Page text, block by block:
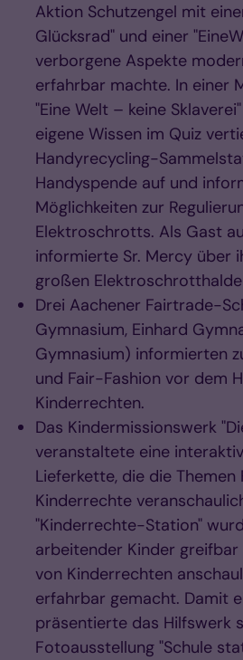
Aktion Schutzengel mit
Glücksrad" und einer
verborgene Aspekte
erfahrbar machte. In einer
"Eine Welt – keine
eigene Wissen im Quiz
Handyrecycling-
Handyspende auf und
Möglichkeiten zur
Elektroschrotts. Als Gast
informierte Sr. Mercy über
großen
Drei Aachener Fairtrade-
Gymnasium, Einhard
Gymnasium) informierten
und Fair-Fashion vor dem
Kinderrechten.
Das Kindermissionswerk
veranstaltete eine
Lieferkette, die die Themen
Kinderrechte
"Kinderrechte-Station"
arbeitender Kinder
von Kinderrechten
erfahrbar gemacht. Damit
präsentierte das Hilfswerk
Fotoausstellung "Schule